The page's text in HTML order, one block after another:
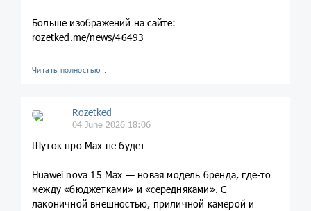
Больше изображений на сайте:
rozetked.me/news/46493
Читать полностью…
Rozetked
04 June 2026 18:06
Шуток про Max не будет
Huawei nova 15 Max — новая модель бренда, где-то
между «бюджетками» и «середняками». С
лаконичной внешностью, приличной камерой и